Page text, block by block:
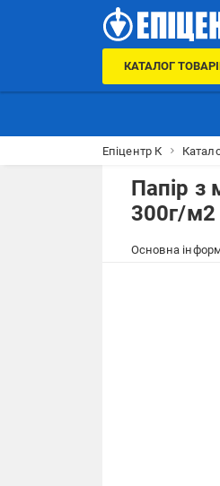
КАТАЛОГ
Епіцентр К
Папір
300г/м2
Основна